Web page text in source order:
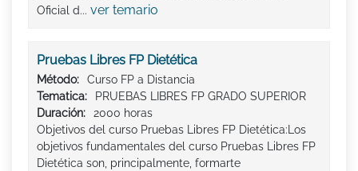
Oficial d... ver temario
Pruebas Libres FP Dietética
Método:
Curso FP a Distancia
Tematica:
PRUEBAS LIBRES FP GRADO SUPERIOR
Duración:
2000 horas
Objetivos del curso Pruebas Libres FP Dietética:Los
objetivos fundamentales del curso Pruebas Libres FP
Dietética son, principalmente, formarte